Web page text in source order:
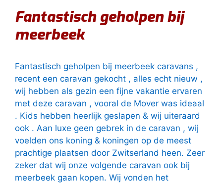
Fantastisch geholpen bij
meerbeek
Fantastisch geholpen bij meerbeek caravans ,
recent een caravan gekocht , alles echt nieuw ,
wij hebben als gezin een fijne vakantie ervaren
met deze caravan , vooral de Mover was ideaal
. Kids hebben heerlijk geslapen & wij uiteraard
ook . Aan luxe geen gebrek in de caravan , wij
voelden ons koning & koningen op de meest
prachtige plaatsen door Zwitserland heen. Zeer
zeker dat wij onze volgende caravan ook bij
meerbeek gaan kopen. Wij vonden het